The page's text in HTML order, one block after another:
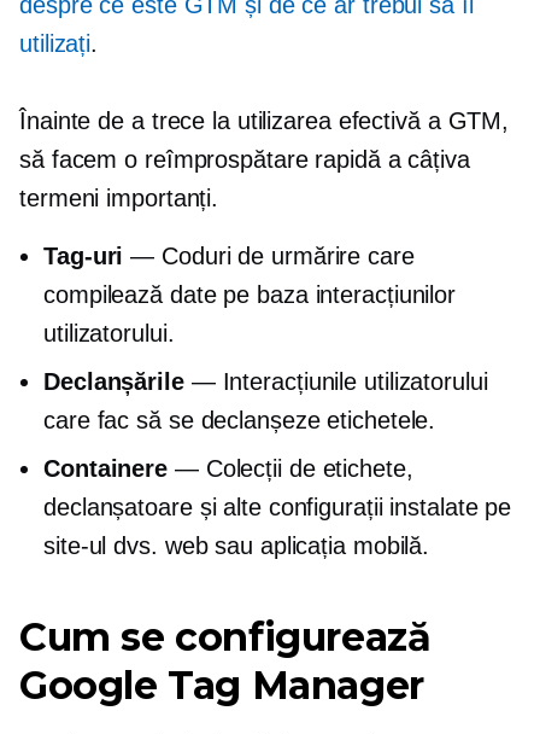
utilizați.
Înainte de a trece la utilizarea efectivă a GTM,
să facem o reîmprospătare rapidă a câțiva
termeni importanți.
Tag-uri — Coduri de urmărire care
compilează date pe baza interacțiunilor
utilizatorului.
Declanșările— Interacțiunile utilizatorului
care fac să se declanșeze etichetele.
Containere — Colecții de etichete,
declanșatoare și alte configurații instalate pe
site-ul dvs. web sau aplicația mobilă.
Cum se configurează
Google Tag Manager